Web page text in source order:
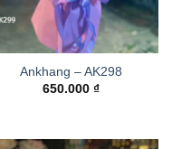
Ankhang – AK298
650.000 ₫